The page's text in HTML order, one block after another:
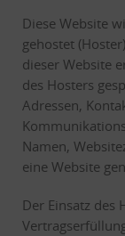
Diese Website
gehostet
dieser Website
des Hosters
Adressen,
Namen,
eine Website
Der Einsatz des